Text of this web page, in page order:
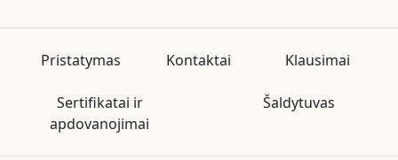
Pristatymas Kontaktai Klausimai
Sertifikatai ir
apdovanojimai
Šaldytuvas